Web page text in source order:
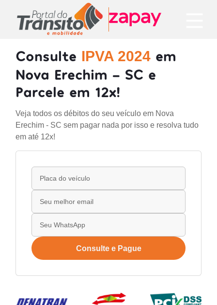
Consulte IPVA 2024 em
Nova Erechim - SC e
Parcele em 12x!
Veja todos os débitos do seu veículo em Nova
Erechim - SC sem pagar nada por isso e resolva tudo
em até 12x!
Consulte e Pague